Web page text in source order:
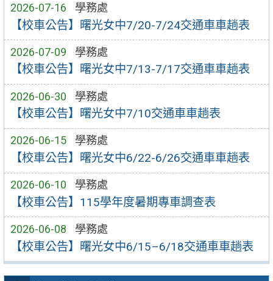
2026-07-16 學務處
【校車公告】曙光女中7/20-7/24交通車車趟表
2026-07-09 學務處
【校車公告】曙光女中7/13-7/17交通車車趟表
2026-06-30 學務處
【校車公告】曙光女中7/10交通車車趟表
2026-06-15 學務處
【校車公告】曙光女中6/22-6/26交通車車趟表
2026-06-10 學務處
【校車公告】115學年度暑期專車調查表
2026-06-08 學務處
【校車公告】曙光女中6/15–6/18交通車車趟表